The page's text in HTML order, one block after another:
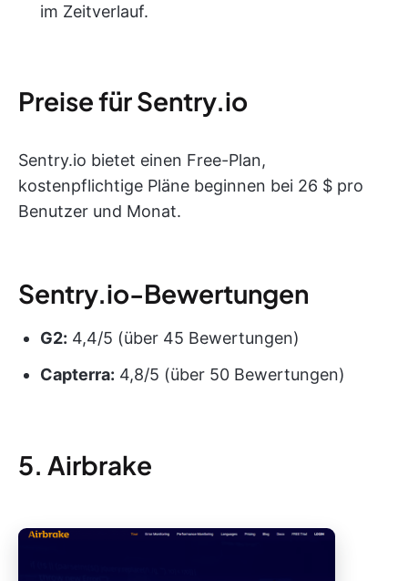
im Zeitverlauf.
Preise für Sentry.io
Sentry.io bietet einen Free-Plan,
kostenpflichtige Pläne beginnen bei 26 $ pro
Benutzer und Monat.
Sentry.io-Bewertungen
G2: 4,4/5 (über 45 Bewertungen)
Capterra: 4,8/5 (über 50 Bewertungen)
5. Airbrake